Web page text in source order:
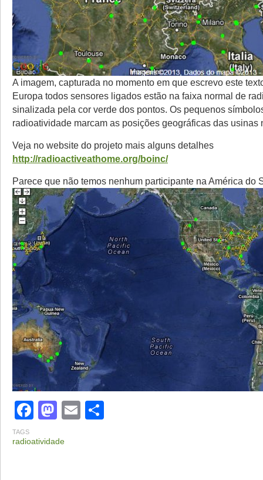
A imagem, capturada no momento em que escrevo este
Europa todos sensores ligados estão na faixa normal de
sinalizada pela cor verde dos pontos. Os pequenos
radioatividade marcam as posições geográficas das usinas
Veja no website do projeto mais alguns detalhes
http://radioactiveathome.org/boinc/
Parece que não temos nenhum participante na América do
Facebook
Mastodon
Email
TAGS
radioatividade